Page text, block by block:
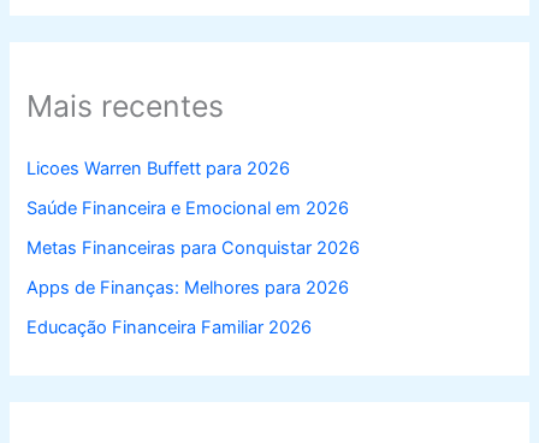
Mais recentes
Licoes Warren Buffett para 2026
Saúde Financeira e Emocional em 2026
Metas Financeiras para Conquistar 2026
Apps de Finanças: Melhores para 2026
Educação Financeira Familiar 2026